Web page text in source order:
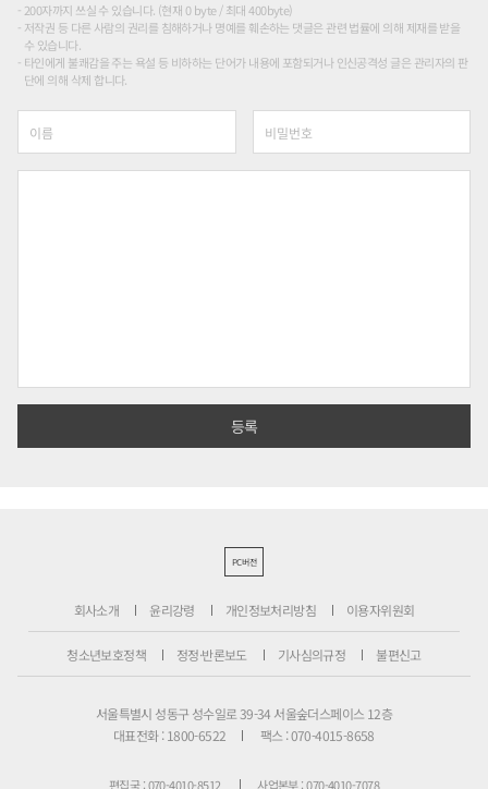
200자까지 쓰실 수 있습니다. (현재 0 byte / 최대 400byte)
저작권 등 다른 사람의 권리를 침해하거나 명예를 훼손하는 댓글은 관련 법률에 의해 제재를 받을
수 있습니다.
타인에게 불쾌감을 주는 욕설 등 비하하는 단어가 내용에 포함되거나 인신공격성 글은 관리자의 판
단에 의해 삭제 합니다.
PC버전
회사소개 윤리강령 개인정보처리방침 이용자위원회
청소년보호정책 정정·반론보도 기사심의규정 불편신고
서울특별시 성동구 성수일로 39-34 서울숲더스페이스 12층
대표전화 : 1800-6522
팩스 : 070-4015-8658
편집국 : 070-4010-8512 사업본부 : 070-4010-7078